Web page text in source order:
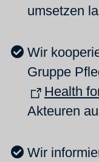
umsetzen
Wir
Gruppe
Health
Akteuren
Wir